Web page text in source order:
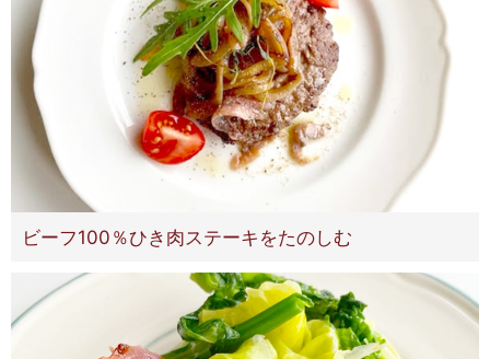
ビーフ100％ひき肉ステーキをたのしむ